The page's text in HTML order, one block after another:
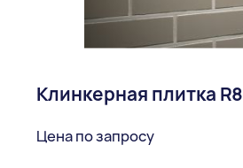
Клинкерная плитка
Цена по запросу